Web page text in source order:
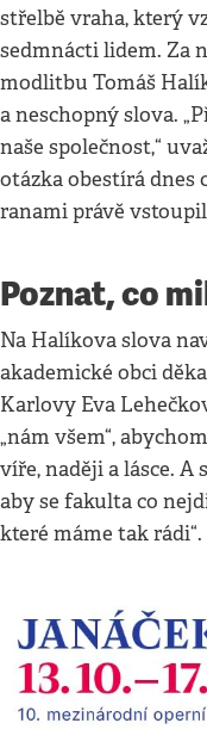
střelbě vraha, který
sedmnácti lidem. Za
modlitbu Tomáš
a neschopný slova.
naše společnost,“
otázka obestírá dnes
ranami právě
Poznat, co
Na Halíkova slova
akademické obci
Karlovy Eva
„nám všem“,
víře, naději a lásce. A
aby se fakulta co
které máme tak rádi“.